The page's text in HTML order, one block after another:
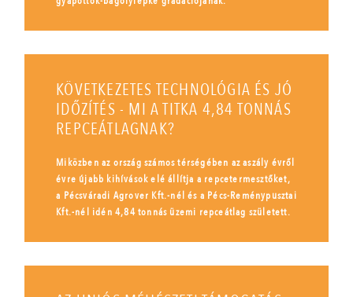
KÖVETKEZETES TECHNOLÓGIA ÉS JÓ
IDŐZÍTÉS - MI A TITKA 4,84 TONNÁS
REPCEÁTLAGNAK?
Miközben az ország számos térségében az aszály évről
évre újabb kihívások elé állítja a repcetermesztőket,
a Pécsváradi Agrover Kft.-nél és a Pécs-Reménypusztai
Kft.-nél idén 4,84 tonnás üzemi repceátlag született.